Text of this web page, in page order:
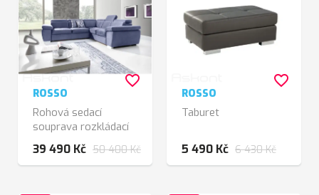
ROSSO
Rohová sedací
souprava rozkládací
39 490 Kč 50 400 Kč
favorite_border
ROSSO
Taburet
5 490 Kč 6 430 Kč
favorite_border